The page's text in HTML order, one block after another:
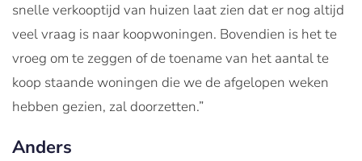
snelle verkooptijd van huizen laat zien dat er nog altijd
veel vraag is naar koopwoningen. Bovendien is het te
vroeg om te zeggen of de toename van het aantal te
koop staande woningen die we de afgelopen weken
hebben gezien, zal doorzetten.”
Anders